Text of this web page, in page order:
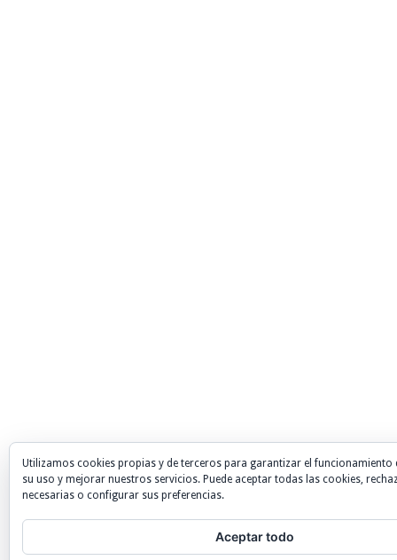
Utilizamos cookies propias y de terceros para garantizar el funcionamiento
su uso y mejorar nuestros servicios. Puede aceptar todas las cookies,
necesarias o configurar sus preferencias.
Aceptar todo